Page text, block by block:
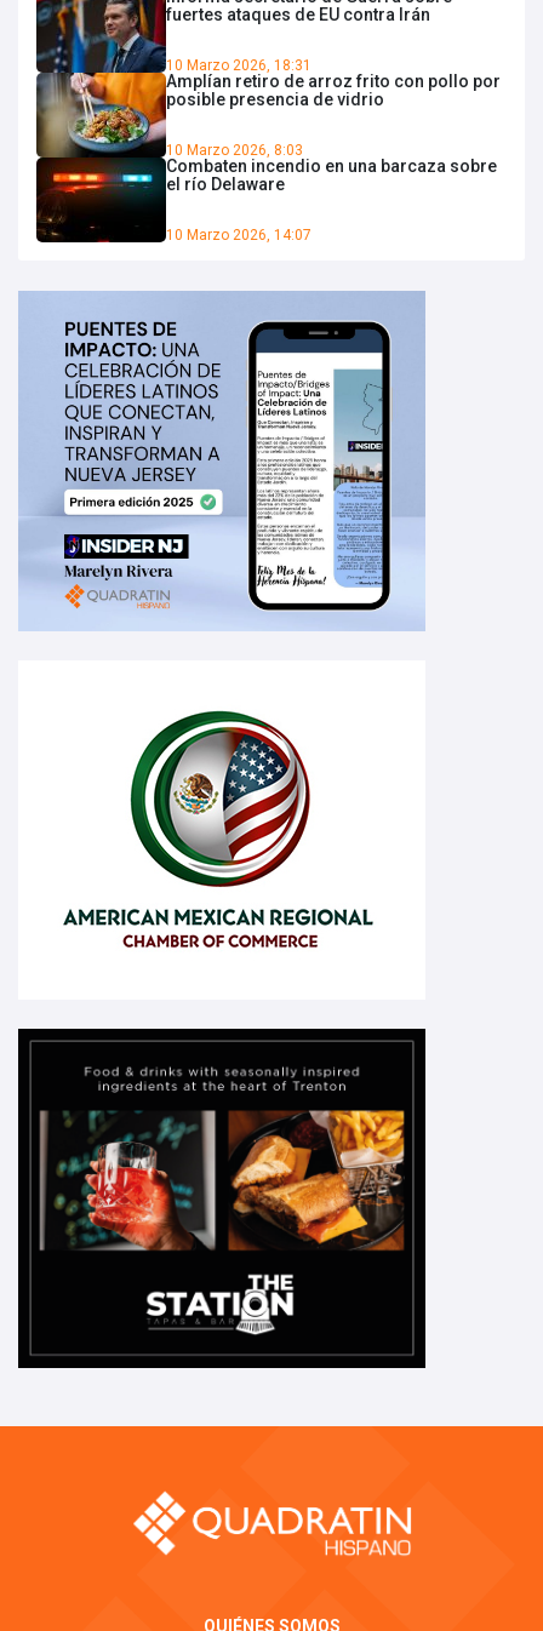
fuertes ataques de EU contra Irán
10 Marzo 2026, 18:31
Amplían retiro de arroz frito con pollo por
posible presencia de vidrio
10 Marzo 2026, 8:03
Combaten incendio en una barcaza sobre
el río Delaware
10 Marzo 2026, 14:07
QUIÉNES SOMOS